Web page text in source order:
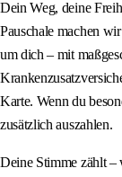
Dein Weg, deine
Pauschale machen
um dich – mit
Karte. Wenn du
zusätzlich auszahlen.
Deine Stimme zählt